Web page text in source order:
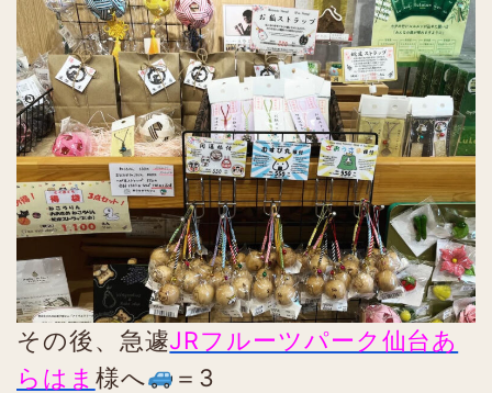
その後、急遽JRフルーツパーク仙台あ
らはま 様へ
＝3